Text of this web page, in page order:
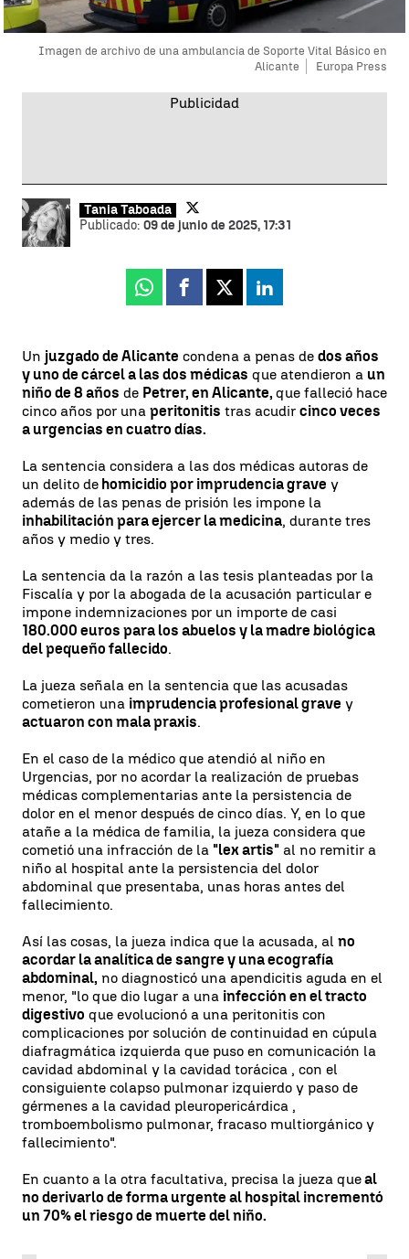
Imagen de archivo de una ambulancia de Soporte Vital Básico en
Alicante
Europa Press
Tania Taboada
Publicado: 09 de junio de 2025, 17:31
Whatsapp
Facebook
X Linkedin
Un juzgado de Alicante condena a penas de dos años
y uno de cárcel a las dos médicas que atendieron a un
niño de 8 años de Petrer, en Alicante, que falleció hace
cinco años por una peritonitis tras acudir cinco veces
a urgencias en cuatro días.
La sentencia considera a las dos médicas autoras de
un delito de homicidio por imprudencia grave y
además de las penas de prisión les impone la
inhabilitación para ejercer la medicina, durante tres
años y medio y tres.
La sentencia da la razón a las tesis planteadas por la
Fiscalía y por la abogada de la acusación particular e
impone indemnizaciones por un importe de casi
180.000 euros para los abuelos y la madre biológica
del pequeño fallecido.
La jueza señala en la sentencia que las acusadas
cometieron una imprudencia profesional grave y
actuaron con mala praxis.
En el caso de la médico que atendió al niño en
Urgencias, por no acordar la realización de pruebas
médicas complementarias ante la persistencia de
dolor en el menor después de cinco días. Y, en lo que
atañe a la médica de familia, la jueza considera que
cometió una infracción de la "lex artis" al no remitir a
niño al hospital ante la persistencia del dolor
abdominal que presentaba, unas horas antes del
fallecimiento.
Así las cosas, la jueza indica que la acusada, al no
acordar la analítica de sangre y una ecografía
abdominal, no diagnosticó una apendicitis aguda en el
menor, "lo que dio lugar a una infección en el tracto
digestivo que evolucionó a una peritonitis con
complicaciones por solución de continuidad en cúpula
diafragmática izquierda que puso en comunicación la
cavidad abdominal y la cavidad torácica , con el
consiguiente colapso pulmonar izquierdo y paso de
gérmenes a la cavidad pleuropericárdica ,
tromboembolismo pulmonar, fracaso multiorgánico y
fallecimiento".
En cuanto a la otra facultativa, precisa la jueza queal
no derivarlo de forma urgente al hospital incrementó
un 70% el riesgo de muerte del niño.